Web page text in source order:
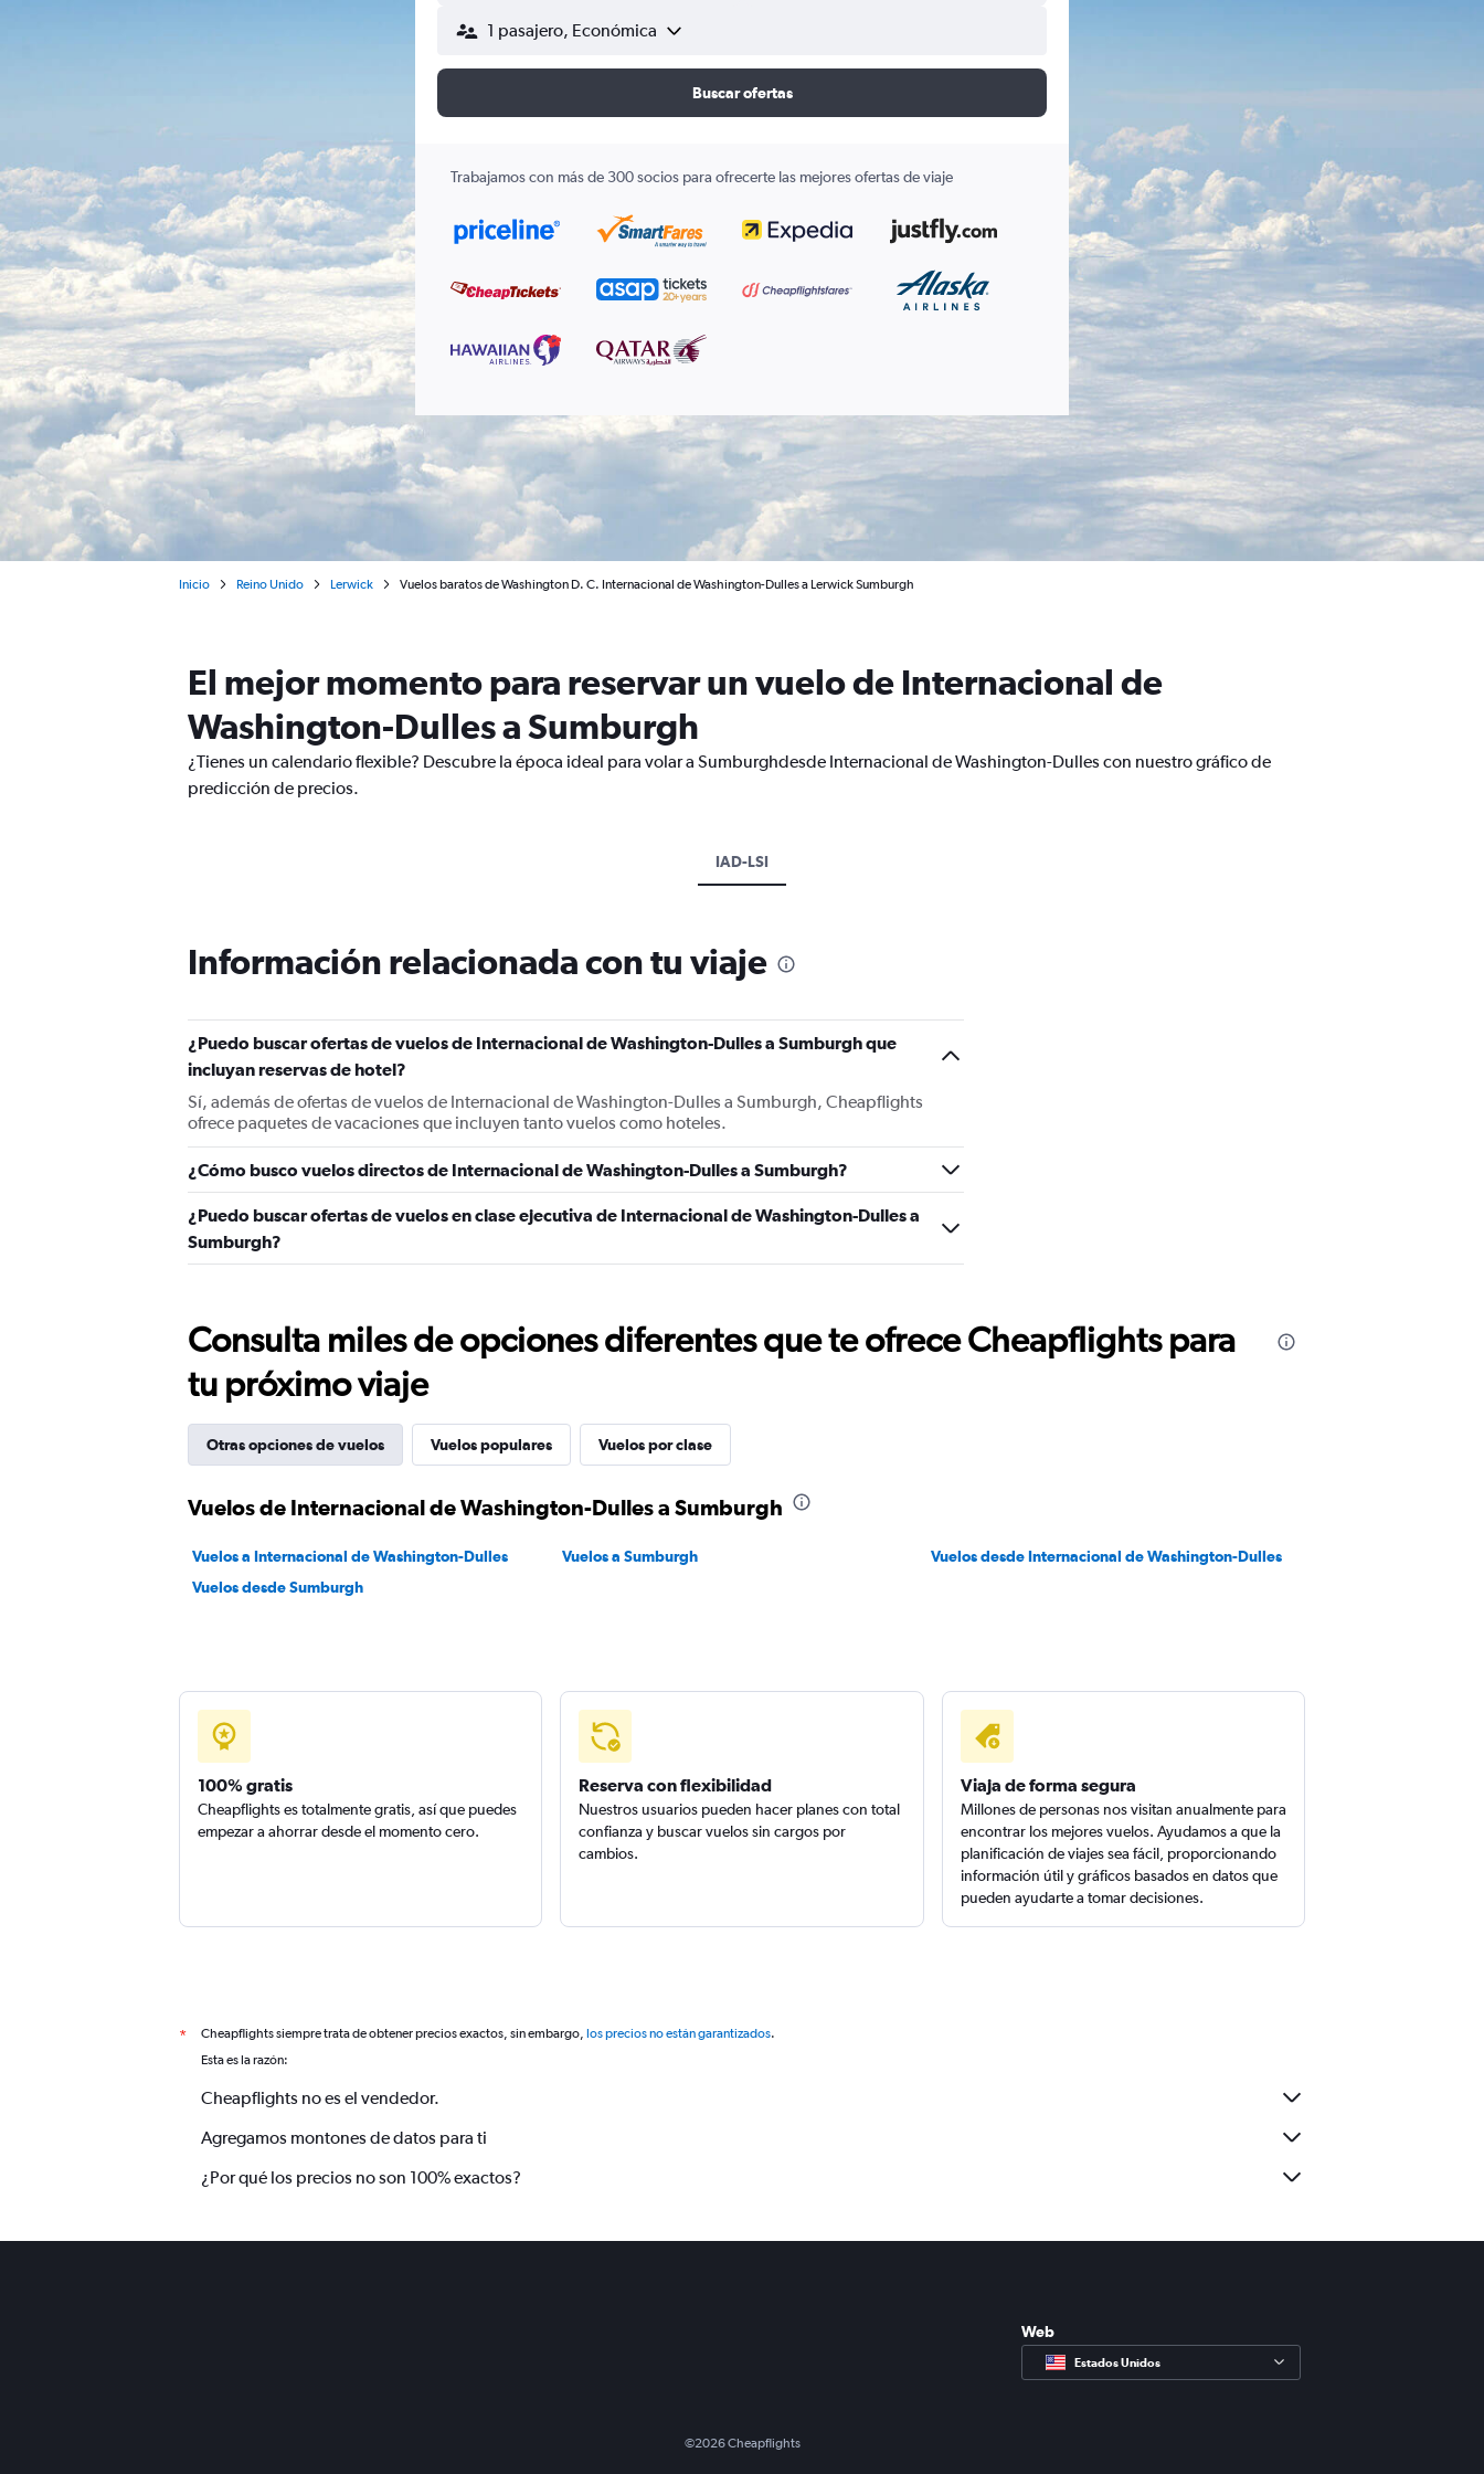
1 pasajero, Económica
Buscar ofertas
Trabajamos con más de 300 socios para ofrecerte las mejores ofertas de viaje
Inicio Reino Unido Lerwick Vuelos baratos de Washington D. C. Internacional de Washington-Dulles a Lerwick Sumburgh
El mejor momento para reservar un vuelo de Internacional de
Washington-Dulles a Sumburgh
¿Tienes un calendario flexible? Descubre la época ideal para volar a Sumburghdesde Internacional de Washington-Dulles con nuestro gráfico de
predicción de precios.
IAD-LSI
Información relacionada con tu viaje
¿Puedo buscar ofertas de vuelos de Internacional de Washington-Dulles a Sumburgh que
incluyan reservas de hotel?
Sí, además de ofertas de vuelos de Internacional de Washington-Dulles a Sumburgh, Cheapflights
ofrece paquetes de vacaciones que incluyen tanto vuelos como hoteles.
¿Cómo busco vuelos directos de Internacional de Washington-Dulles a Sumburgh?
¿Puedo buscar ofertas de vuelos en clase ejecutiva de Internacional de Washington-Dulles a
Sumburgh?
Consulta miles de opciones diferentes que te ofrece Cheapflights para
tu próximo viaje
Otras opciones de vuelos Vuelos populares Vuelos por clase
Vuelos de Internacional de Washington-Dulles a Sumburgh
Vuelos a Internacional de Washington-Dulles Vuelos a Sumburgh
Vuelos desde Internacional de Washington-Dulles
Vuelos desde Sumburgh
100% gratis
Cheapflights es totalmente gratis, así que puedes
empezar a ahorrar desde el momento cero.
Reserva con flexibilidad
Nuestros usuarios pueden hacer planes con total
confianza y buscar vuelos sin cargos por
cambios.
Viaja de forma segura
Millones de personas nos visitan anualmente para
encontrar los mejores vuelos. Ayudamos a que la
planificación de viajes sea fácil, proporcionando
información útil y gráficos basados en datos que
pueden ayudarte a tomar decisiones.
* Cheapflights siempre trata de obtener precios exactos, sin embargo, los precios no están garantizados.
Esta es la razón:
Cheapflights no es el vendedor.
Agregamos montones de datos para ti
¿Por qué los precios no son 100% exactos?
Web
Estados Unidos
©2026Cheapflights